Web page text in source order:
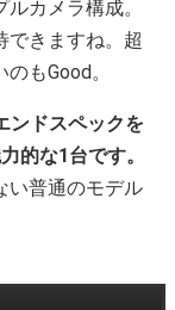
カメラ構成。
できますね。超
もGood。
ンドスペックを
的な1台です。
い普通のモデル